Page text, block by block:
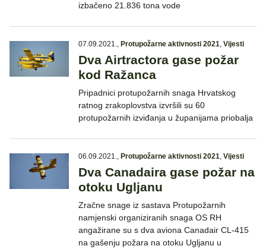
izbačeno 21.836 tona vode
07.09.2021., Protupožarne aktivnosti 2021, Vijesti
Dva Airtractora gase požar
kod Ražanca
Pripadnici protupožarnih snaga Hrvatskog
ratnog zrakoplovstva izvršili su 60
protupožarnih izviđanja u županijama priobalja
06.09.2021., Protupožarne aktivnosti 2021, Vijesti
Dva Canadaira gase požar na
otoku Ugljanu
Zračne snage iz sastava Protupožarnih
namjenski organiziranih snaga OS RH
angažirane su s dva aviona Canadair CL-415
na gašenju požara na otoku Ugljanu u